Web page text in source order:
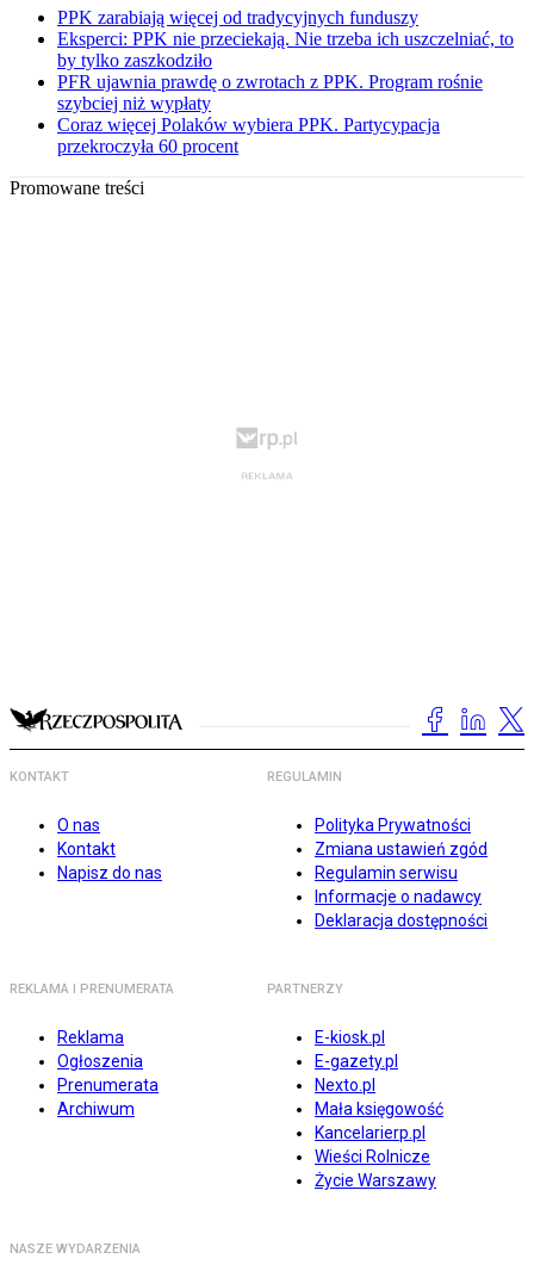
PPK zarabiają więcej od tradycyjnych funduszy
Eksperci: PPK nie przeciekają. Nie trzeba ich uszczelniać, to
by tylko zaszkodziło
PFR ujawnia prawdę o zwrotach z PPK. Program rośnie
szybciej niż wypłaty
Coraz więcej Polaków wybiera PPK. Partycypacja
przekroczyła 60 procent
Promowane treści
KONTAKT
O nas
Kontakt
Napisz do nas
REGULAMIN
Polityka Prywatności
Zmiana ustawień zgód
Regulamin serwisu
Informacje o nadawcy
Deklaracja dostępności
REKLAMA I PRENUMERATA
Reklama
Ogłoszenia
Prenumerata
Archiwum
PARTNERZY
E-kiosk.pl
E-gazety.pl
Nexto.pl
Mała księgowość
Kancelarierp.pl
Wieści Rolnicze
Życie Warszawy
NASZE WYDARZENIA